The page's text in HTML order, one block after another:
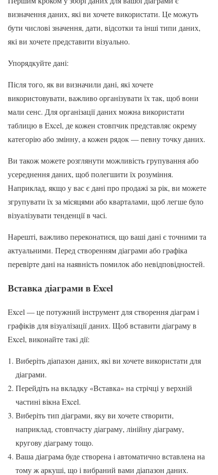
визначення даних, які ви хочете використати. Це можуть
бути числові значення, дати, відсотки та інші типи даних,
які ви хочете представити візуально.
Упорядкуйте дані:
Після того, як ви визначили дані, які хочете
використовувати, важливо організувати їх так, щоб вони
мали сенс. Для організації даних можна використати
таблицю в Excel, де кожен стовпчик представляє окрему
категорію або змінну, а кожен рядок — певну точку даних.
Ви також можете розглянути можливість групування або
усереднення даних, щоб полегшити їх розуміння.
Наприклад, якщо у вас є дані про продажі за рік, ви можете
згрупувати їх за місяцями або кварталами, щоб легше було
візуалізувати тенденції в часі.
Нарешті, важливо переконатися, що ваші дані є точними та
актуальними. Перед створенням діаграми або графіка
перевірте дані на наявність помилок або невідповідностей.
Вставка діаграми в Excel
Excel — це потужний інструмент для створення діаграм і
графіків для візуалізації даних. Щоб вставити діаграму в
Excel, виконайте такі дії:
Виберіть діапазон даних, які ви хочете використати для
діаграми.
Перейдіть на вкладку «Вставка» на стрічці у верхній
частині вікна Excel.
Виберіть тип діаграми, яку ви хочете створити,
наприклад, стовпчасту діаграму, лінійну діаграму,
кругову діаграму тощо.
Ваша діаграма буде створена і автоматично вставлена на
тому ж аркуші, що і вибраний вами діапазон даних.